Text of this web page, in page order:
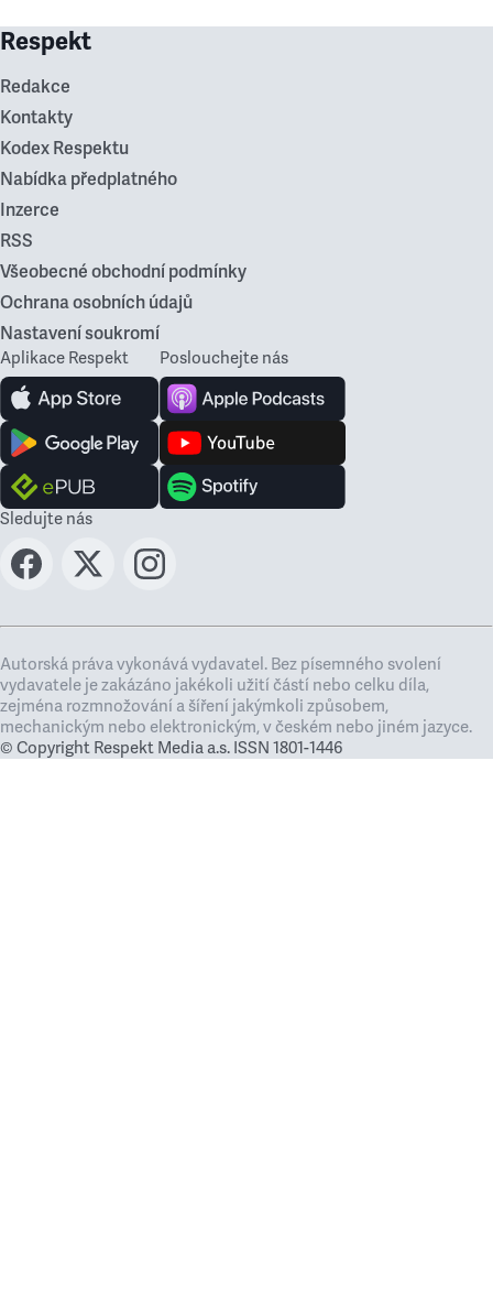
Respekt
Redakce
Kontakty
Kodex Respektu
Nabídka předplatného
Inzerce
RSS
Všeobecné obchodní podmínky
Ochrana osobních údajů
Nastavení soukromí
Aplikace Respekt Poslouchejte nás
Sledujte nás
Autorská práva vykonává vydavatel. Bez písemného svolení
vydavatele je zakázáno jakékoli užití částí nebo celku díla,
zejména rozmnožování a šíření jakýmkoli způsobem,
mechanickým nebo elektronickým, v českém nebo jiném jazyce.
© Copyright Respekt Media a.s. ISSN 1801-1446